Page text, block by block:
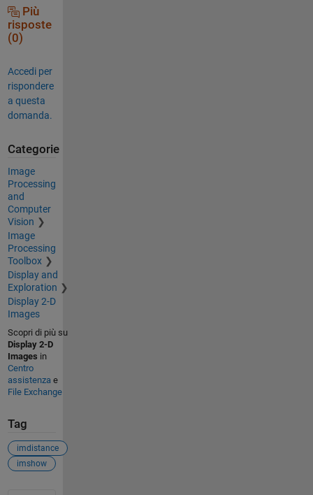
Più
risposte
(0)
Accedi per
rispondere
a questa
domanda.
Categorie
Image
Processing
and
Computer
Vision
Image
Processing
Toolbox
Display and
Exploration
Display 2-D
Images
Scopri di più su
Display 2-D
Images in
Centro
assistenzae
File Exchange
Tag
imdistance
imshow